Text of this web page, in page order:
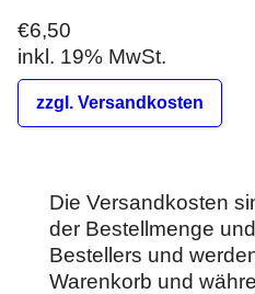
€6,50
inkl. 19% MwSt.
zzgl. Versandkosten
Die Versandkosten
der Bestellmenge
Bestellers und
Warenkorb und